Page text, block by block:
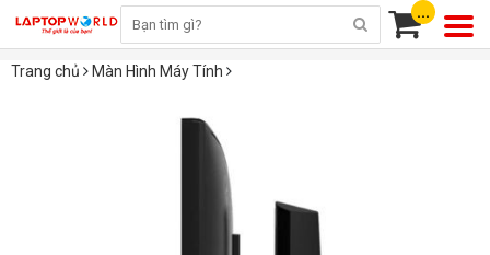
...
Trang chủ Màn Hình Máy Tính